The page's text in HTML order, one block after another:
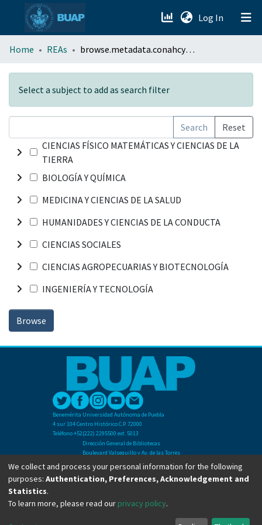
Log In (current)
menu.section.about_menu
Home REAs browse.metadata.conahcyt.breadcrumbs
Select a subject to add as search filter
Search
Reset
CIENCIAS FÍSICO MATEMÁTICAS Y CIENCIAS DE LA
TIERRA
BIOLOGÍA Y QUÍMICA
MEDICINA Y CIENCIAS DE LA SALUD
HUMANIDADES Y CIENCIAS DE LA CONDUCTA
CIENCIAS SOCIALES
CIENCIAS AGROPECUARIAS Y BIOTECNOLOGÍA
INGENIERÍA Y TECNOLOGÍA
Browse
Benemérita Universidad Autónoma de Puebla
4 sur 104 Centro Histórico C.P. 72000
Teléfono +52(222) 2295500 ext. 5013
Dirección General de Bibliotecas
Boulevard Valsequillo y Av. de las Torres
Ciudad Universitaria. Col. San Manuel
C.P. 72570
Teléfono +52 (222) 2295500 Ext 2901
We collect and process your personal information for the following
purposes: Authentication, Preferences, Acknowledgement and
Statistics.
To learn more, please read our privacy policy.